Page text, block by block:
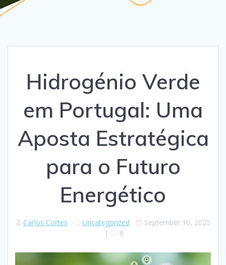
Hidrogénio Verde
em Portugal: Uma
Aposta Estratégica
para o Futuro
Energético
Carlos Cortes Uncategorized
September 10, 2025
|
0